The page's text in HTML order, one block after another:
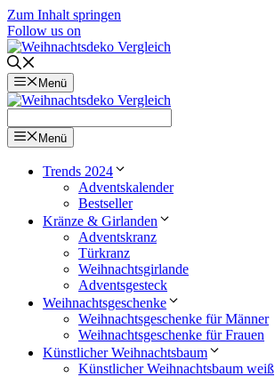
Zum Inhalt springen
Follow us on
Menü
Menü
Trends 2024
Adventskalender
Bestseller
Kränze & Girlanden
Adventskranz
Türkranz
Weihnachtsgirlande
Adventsgesteck
Weihnachtsgeschenke
Weihnachtsgeschenke für Männer
Weihnachtsgeschenke für Frauen
Künstlicher Weihnachtsbaum
Künstlicher Weihnachtsbaum weiß